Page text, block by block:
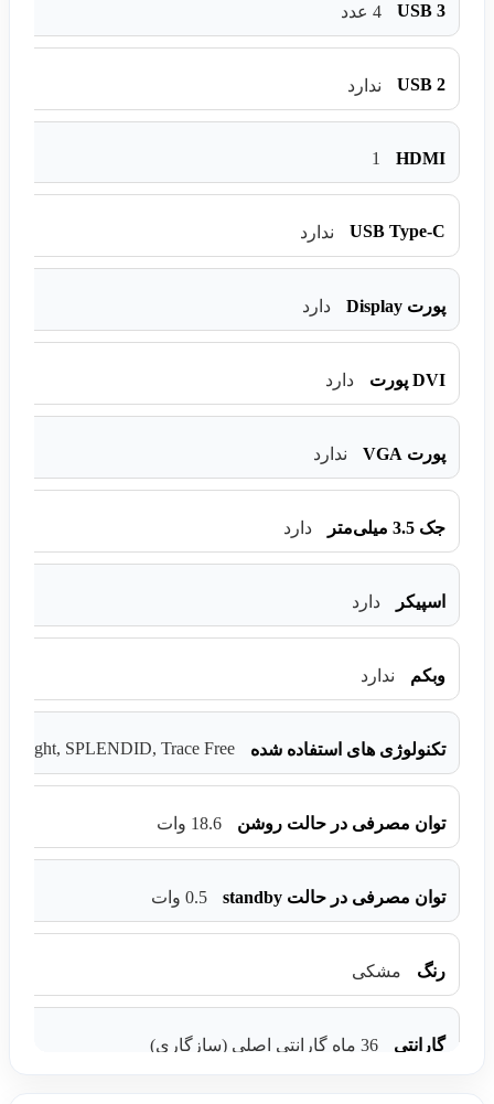
USB 3 4 عدد
USB 2 ندارد
HDMI
1
USB Type-C ندارد
پورت Display دارد
DVI پورت دارد
پورت VGA ندارد
جک 3.5 میلی‌متر دارد
اسپیکر دارد
وبکم ندارد
تکنولوژی های استفاده شده Light, SPLENDID, Trace Free
توان مصرفی در حالت روشن 18.6 وات
توان مصرفی در حالت standby 0.5 وات
رنگ مشکی
گارانتی 36 ماه گارانتی اصلی (سازگاری)